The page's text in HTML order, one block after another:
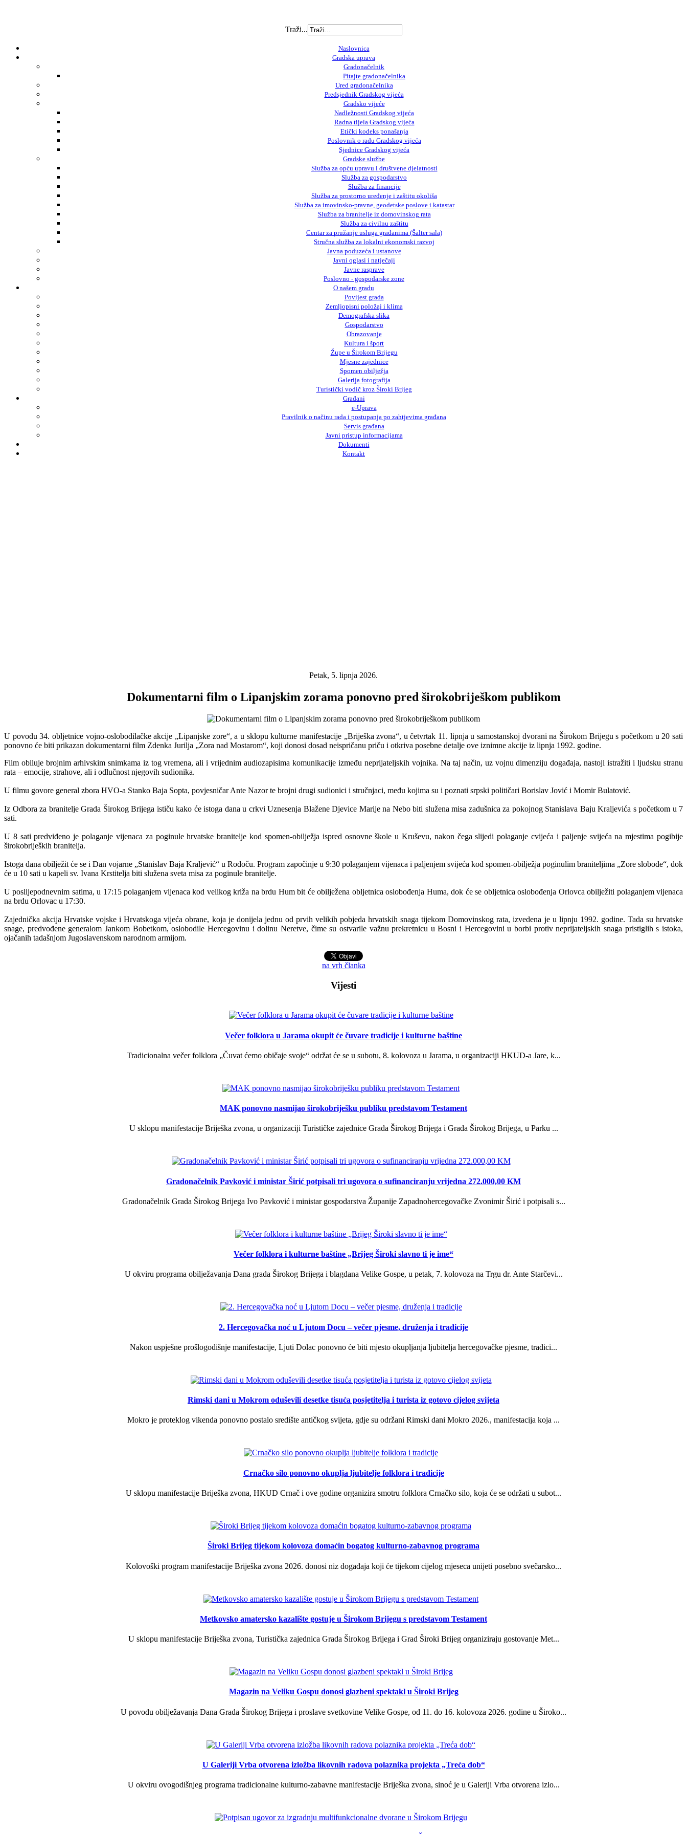
Traži...
Naslovnica
Gradska uprava
Gradonačelnik
Pitajte gradonačelnika
Ured gradonačelnika
Predsjednik Gradskog vijeća
Gradsko vijeće
Nadležnosti Gradskog vijeća
Radna tijela Gradskog vijeća
Etički kodeks ponašanja
Poslovnik o radu Gradskog vijeća
Sjednice Gradskog vijeća
Gradske službe
Služba za opću upravu i društvene djelatnosti
Služba za gospodarstvo
Služba za financije
Služba za prostorno uređenje i zaštitu okoliša
Služba za imovinsko-pravne, geodetske poslove i katastar
Služba za branitelje iz domovinskog rata
Služba za civilnu zaštitu
Centar za pružanje usluga građanima (Šalter sala)
Stručna služba za lokalni ekonomski razvoj
Javna poduzeća i ustanove
Javni oglasi i natječaji
Javne rasprave
Poslovno - gospodarske zone
O našem gradu
Povijest grada
Zemljopisni položaj i klima
Demografska slika
Gospodarstvo
Obrazovanje
Kultura i šport
Župe u Širokom Brijegu
Mjesne zajednice
Spomen obilježja
Galerija fotografija
Turistički vodič kroz Široki Brijeg
Građani
e-Uprava
Pravilnik o načinu rada i postupanja po zahtjevima građana
Servis građana
Javni pristup informacijama
Dokumenti
Kontakt
Petak, 5. lipnja 2026.
Dokumentarni film o Lipanjskim zorama ponovno pred širokobriješkom publikom
U povodu 34. obljetnice vojno-oslobodilačke akcije „Lipanjske zore“, a u sklopu kulturne manifestacije „Briješka zvona“, u četvrtak 11. lipnja u samostanskoj dvorani na Širokom Brijegu s početkom u 20 sati
ponovno će biti prikazan dokumentarni film Zdenka Jurilja „Zora nad Mostarom“, koji donosi dosad neispričanu priču i otkriva posebne detalje ove iznimne akcije iz lipnja 1992. godine.
Film obiluje brojnim arhivskim snimkama iz tog vremena, ali i vrijednim audiozapisima komunikacije između neprijateljskih vojnika. Na taj način, uz vojnu dimenziju događaja, nastoji istražiti i ljudsku stranu
rata – emocije, strahove, ali i odlučnost njegovih sudionika.
U filmu govore general zbora HVO-a Stanko Baja Sopta, povjesničar Ante Nazor te brojni drugi sudionici i stručnjaci, među kojima su i poznati srpski političari Borislav Jović i Momir Bulatović.
Iz Odbora za branitelje Grada Širokog Brijega ističu kako će istoga dana u crkvi Uznesenja Blažene Djevice Marije na Nebo biti služena misa zadušnica za pokojnog Stanislava Baju Kraljevića s početkom u 7
sati.
U 8 sati predviđeno je polaganje vijenaca za poginule hrvatske branitelje kod spomen-obilježja ispred osnovne škole u Kruševu, nakon čega slijedi polaganje cvijeća i paljenje svijeća na mjestima pogibije
širokobrijeških branitelja.
Istoga dana obilježit će se i Dan vojarne „Stanislav Baja Kraljević“ u Rodoču. Program započinje u 9:30 polaganjem vijenaca i paljenjem svijeća kod spomen-obilježja poginulim braniteljima „Zore slobode“, dok
će u 10 sati u kapeli sv. Ivana Krstitelja biti služena sveta misa za poginule branitelje.
U poslijepodnevnim satima, u 17:15 polaganjem vijenaca kod velikog križa na brdu Hum bit će obilježena obljetnica oslobođenja Huma, dok će se obljetnica oslobođenja Orlovca obilježiti polaganjem vijenaca
na brdu Orlovac u 17:30.
Zajednička akcija Hrvatske vojske i Hrvatskoga vijeća obrane, koja je donijela jednu od prvih velikih pobjeda hrvatskih snaga tijekom Domovinskog rata, izvedena je u lipnju 1992. godine. Tada su hrvatske
snage, predvođene generalom Jankom Bobetkom, oslobodile Hercegovinu i dolinu Neretve, čime su ostvarile važnu prekretnicu u Bosni i Hercegovini u borbi protiv neprijateljskih snaga pristiglih s istoka,
ojačanih tadašnjom Jugoslavenskom narodnom armijom.
na vrh članka
Vijesti
Večer folklora u Jarama okupit će čuvare tradicije i kulturne baštine
Tradicionalna večer folklora „Čuvat ćemo običaje svoje“ održat će se u subotu, 8. kolovoza u Jarama, u organizaciji HKUD-a Jare, k...
MAK ponovno nasmijao širokobriješku publiku predstavom Testament
U sklopu manifestacije Briješka zvona, u organizaciji Turističke zajednice Grada Širokog Brijega i Grada Širokog Brijega, u Parku ...
Gradonačelnik Pavković i ministar Širić potpisali tri ugovora o sufinanciranju vrijedna 272.000,00 KM
Gradonačelnik Grada Širokog Brijega Ivo Pavković i ministar gospodarstva Županije Zapadnohercegovačke Zvonimir Širić i potpisali s...
Večer folklora i kulturne baštine „Brijeg Široki slavno ti je ime“
U okviru programa obilježavanja Dana grada Širokog Brijega i blagdana Velike Gospe, u petak, 7. kolovoza na Trgu dr. Ante Starčevi...
2. Hercegovačka noć u Ljutom Docu – večer pjesme, druženja i tradicije
Nakon uspješne prošlogodišnje manifestacije, Ljuti Dolac ponovno će biti mjesto okupljanja ljubitelja hercegovačke pjesme, tradici...
Rimski dani u Mokrom oduševili desetke tisuća posjetitelja i turista iz gotovo cijelog svijeta
Mokro je proteklog vikenda ponovno postalo središte antičkog svijeta, gdje su održani Rimski dani Mokro 2026., manifestacija koja ...
Crnačko silo ponovno okuplja ljubitelje folklora i tradicije
U sklopu manifestacije Briješka zvona, HKUD Crnač i ove godine organizira smotru folklora Crnačko silo, koja će se održati u subot...
Široki Brijeg tijekom kolovoza domaćin bogatog kulturno-zabavnog programa
Kolovoški program manifestacije Briješka zvona 2026. donosi niz događaja koji će tijekom cijelog mjeseca unijeti posebno svečarsko...
Metkovsko amatersko kazalište gostuje u Širokom Brijegu s predstavom Testament
U sklopu manifestacije Briješka zvona, Turistička zajednica Grada Širokog Brijega i Grad Široki Brijeg organiziraju gostovanje Met...
Magazin na Veliku Gospu donosi glazbeni spektakl u Široki Brijeg
U povodu obilježavanja Dana Grada Širokog Brijega i proslave svetkovine Velike Gospe, od 11. do 16. kolovoza 2026. godine u Široko...
U Galeriji Vrba otvorena izložba likovnih radova polaznika projekta „Treća dob“
U okviru ovogodišnjeg programa tradicionalne kulturno-zabavne manifestacije Briješka zvona, sinoć je u Galeriji Vrba otvorena izlo...